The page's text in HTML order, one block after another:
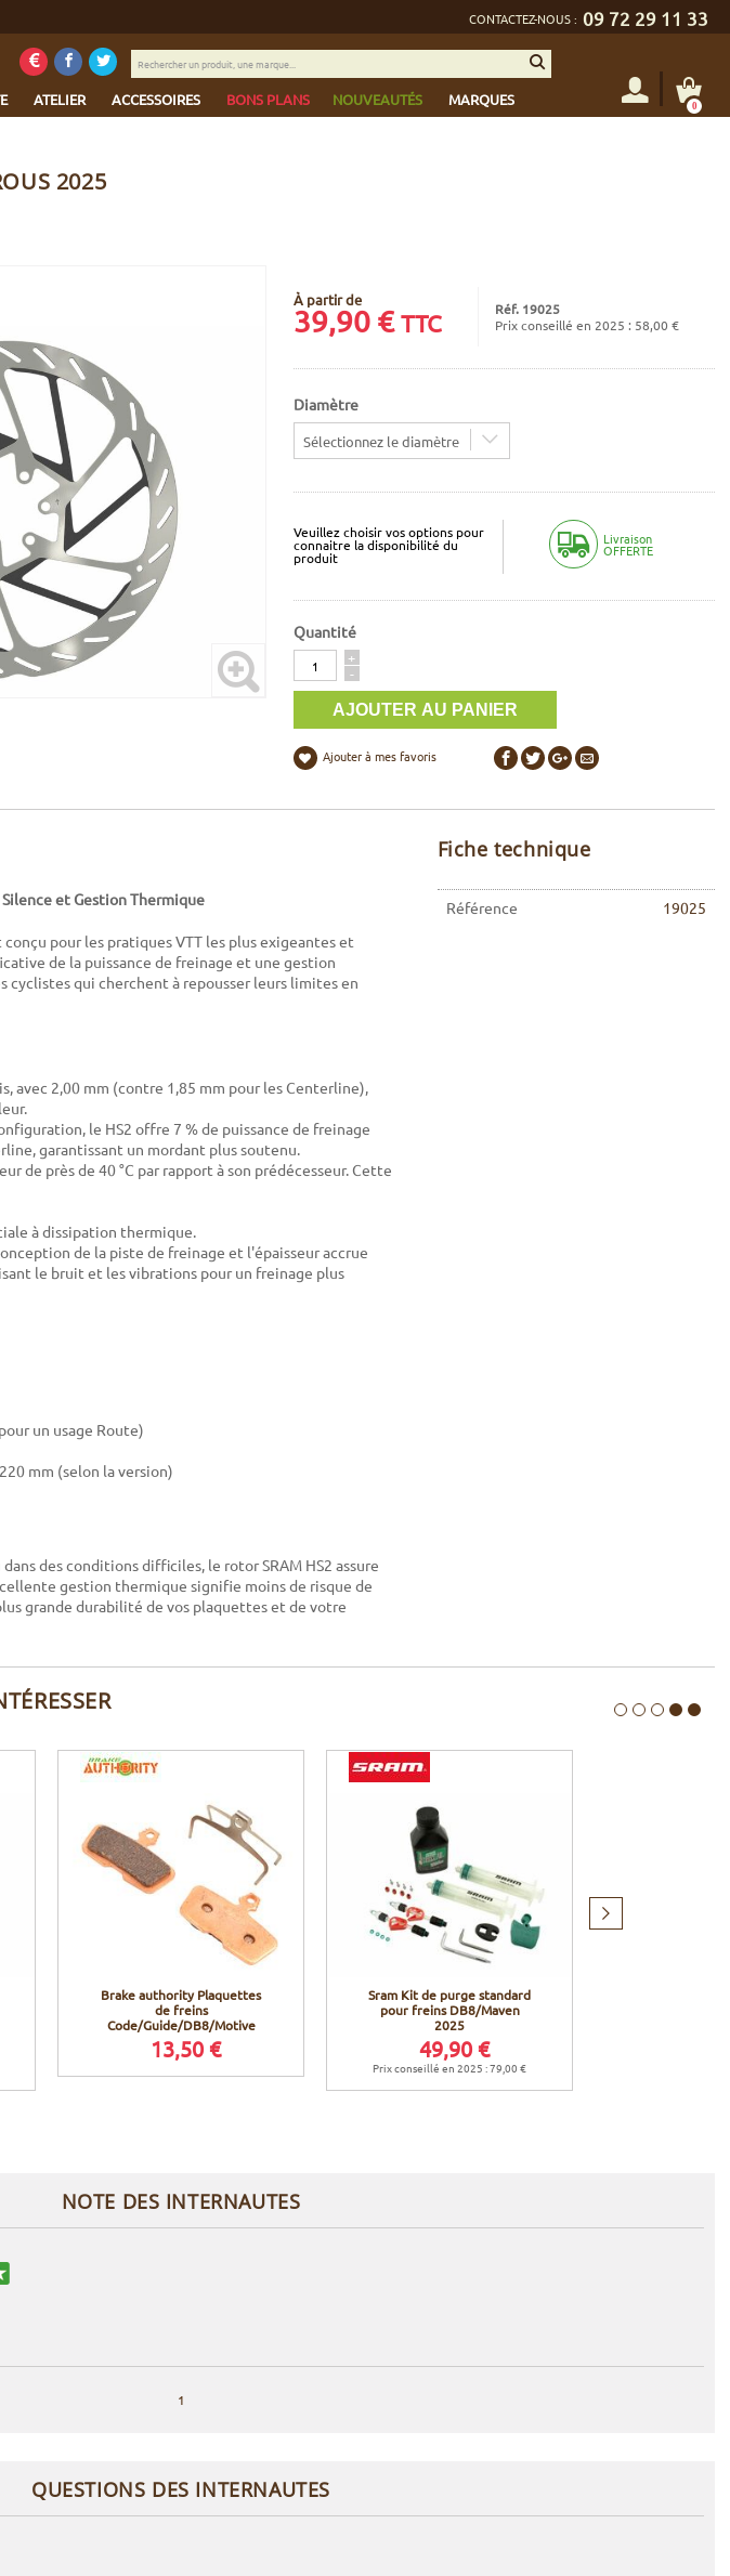
CONTACTEZ-NOUS : 09 72 29 11 33
ATELIER ACCESSOIRES BONS PLANS NOUVEAUTÉS MARQUES
Rechercher
un
une
marque...
0
2025
À partir de
39,90€ TTC
Réf. 19025
Prix conseillé en 2025 : 58,00 €
Diamètre
Sélectionnez le diamètre
Veuillez choisir vos options pour
connaitre la disponibilité du
produit
Livraison
OFFERTE
Quantité
Quantité
+
-
Ajouter à mes favoris
Silence et Gestion Thermique
pour les pratiques VTT les plus exigeantes et
de la puissance de freinage et une gestion
qui cherchent à repousser leurs limites en
avec 2,00 mm (contre 1,85 mm pour les Centerline),
le HS2 offre 7 % de puissance de freinage
garantissant un mordant plus soutenu.
de près de 40 °C par rapport à son prédécesseur. Cette
à dissipation thermique.
de la piste de freinage et l'épaisseur accrue
le bruit et les vibrations pour un freinage plus
un usage Route)
mm (selon la version)
des conditions difficiles, le rotor SRAM HS2 assure
gestion thermique signifie moins de risque de
grande durabilité de vos plaquettes et de votre
Fiche technique
Référence 19025
Brake authority Plaquettes
de freins
Code/Guide/DB8/Motive
13,50 €
Sram Kit de purge standard
pour freins DB8/Maven
2025
49,90 €
Prix conseillé en 2025 : 79,00 €
suivant
NOTE DES INTERNAUTES
1
QUESTIONS DES INTERNAUTES